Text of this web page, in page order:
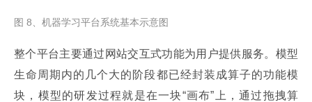
图 8、机器学习平台系统基本示意图
整个平台主要通过网站交互式功能为用户提供服务。模型
生命周期内的几个大的阶段都已经封装成算子的功能模
块，模型的研发过程就是在一块“画布”上，通过拖拽算